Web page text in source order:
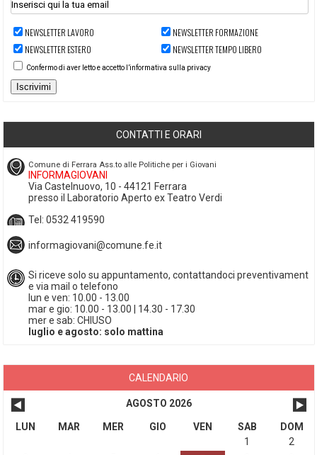
NEWSLETTER LAVORO
NEWSLETTER FORMAZIONE
NEWSLETTER ESTERO
NEWSLETTER TEMPO LIBERO
Confermo di aver letto e accetto l’informativa sulla privacy
Iscrivimi
CONTATTI E ORARI
Comune di Ferrara Ass.to alle Politiche per i Giovani
INFORMAGIOVANI
Via Castelnuovo, 10 - 44121 Ferrara
presso il Laboratorio Aperto ex Teatro Verdi
Tel: 0532 419590
informagiovani@comune.fe.it
Si riceve solo su appuntamento, contattandoci preventivament
e via mail o telefono
lun e ven: 10.00 - 13.00
mar e gio: 10.00 - 13.00 | 14.30 - 17.30
mer e sab: CHIUSO
luglio e agosto: solo mattina
CALENDARIO
AGOSTO 2026
LUN MAR MER GIO VEN SAB
DOM
1
2